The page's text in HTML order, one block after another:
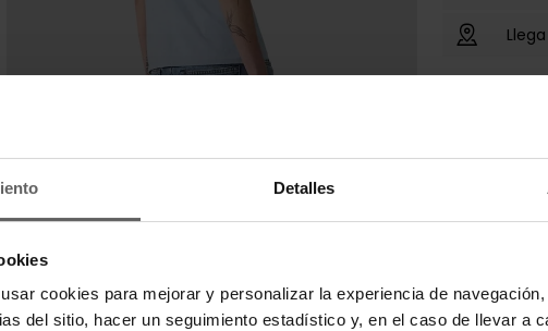
Detalles
cookies para mejorar y personalizar la experiencia de
del sitio, hacer un seguimiento estadístico y, en el caso de llevar a
La
versátil,
algodón
un ajuste
Levi?s
auténtico.
casuales.